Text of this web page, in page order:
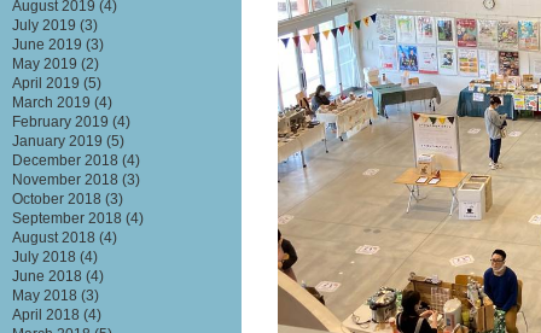
August 2019 (4)
July 2019 (3)
June 2019 (3)
May 2019 (2)
April 2019 (5)
March 2019 (4)
February 2019 (4)
January 2019 (5)
December 2018 (4)
November 2018 (3)
October 2018 (3)
September 2018 (4)
August 2018 (4)
July 2018 (4)
June 2018 (4)
May 2018 (3)
April 2018 (4)